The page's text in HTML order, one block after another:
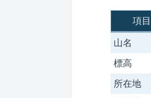
項目
山名
標高
所在地